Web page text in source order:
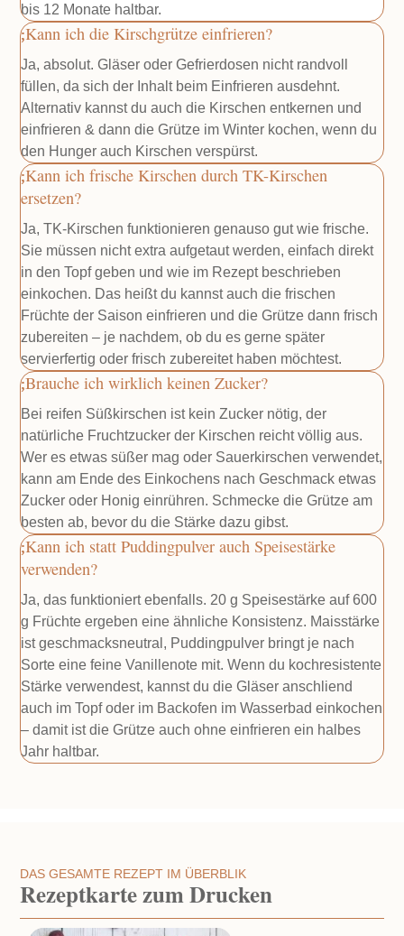
bis 12 Monate haltbar.
Kann ich die Kirschgrütze einfrieren?
Ja, absolut. Gläser oder Gefrierdosen nicht randvoll
füllen, da sich der Inhalt beim Einfrieren ausdehnt.
Alternativ kannst du auch die Kirschen entkernen und
einfrieren & dann die Grütze im Winter kochen, wenn du
den Hunger auch Kirschen verspürst.
Kann ich frische Kirschen durch TK-Kirschen
ersetzen?
Ja, TK-Kirschen funktionieren genauso gut wie frische.
Sie müssen nicht extra aufgetaut werden, einfach direkt
in den Topf geben und wie im Rezept beschrieben
einkochen. Das heißt du kannst auch die frischen
Früchte der Saison einfrieren und die Grütze dann frisch
zubereiten – je nachdem, ob du es gerne später
servierfertig oder frisch zubereitet haben möchtest.
Brauche ich wirklich keinen Zucker?
Bei reifen Süßkirschen ist kein Zucker nötig, der
natürliche Fruchtzucker der Kirschen reicht völlig aus.
Wer es etwas süßer mag oder Sauerkirschen verwendet,
kann am Ende des Einkochens nach Geschmack etwas
Zucker oder Honig einrühren. Schmecke die Grütze am
besten ab, bevor du die Stärke dazu gibst.
Kann ich statt Puddingpulver auch Speisestärke
verwenden?
Ja, das funktioniert ebenfalls. 20 g Speisestärke auf 600
g Früchte ergeben eine ähnliche Konsistenz. Maisstärke
ist geschmacksneutral, Puddingpulver bringt je nach
Sorte eine feine Vanillenote mit. Wenn du kochresistente
Stärke verwendest, kannst du die Gläser anschliend
auch im Topf oder im Backofen im Wasserbad einkochen
– damit ist die Grütze auch ohne einfrieren ein halbes
Jahr haltbar.
DAS GESAMTE REZEPT IM ÜBERBLIK
Rezeptkarte zum Drucken